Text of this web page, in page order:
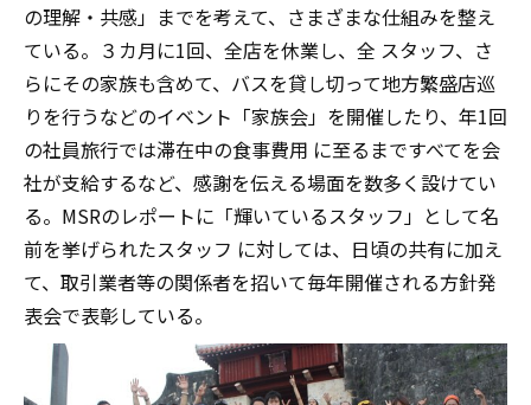
の理解・共感」までを考えて、さまざまな仕組みを整え
ている。３カ月に1回、全店を休業し、全 スタッフ、さ
らにその家族も含めて、バスを貸し切って地方繁盛店巡
りを行うなどのイベント「家族会」を開催したり、年1回
の社員旅行では滞在中の食事費用 に至るまですべてを会
社が支給するなど、感謝を伝える場面を数多く設けてい
る。MSRのレポートに「輝いているスタッフ」として名
前を挙げられたスタッフ に対しては、日頃の共有に加え
て、取引業者等の関係者を招いて毎年開催される方針発
表会で表彰している。